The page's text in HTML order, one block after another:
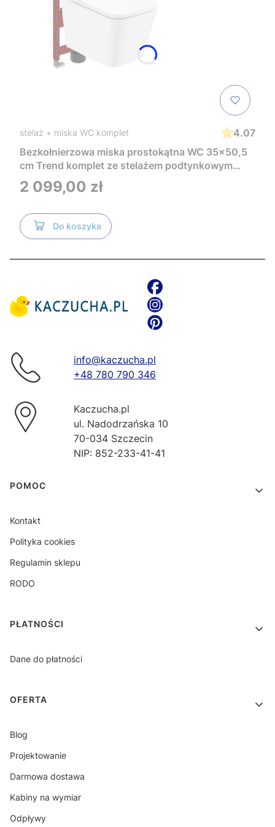
stelaż + miska WC komplet
4.07
Bezkołnierzowa miska prostokątna WC 35x50,5
cm Trend komplet ze stelażem podtynkowym
Tece i czarnym przyciskiem TeceNow
TR2216+Tece
Cena
2 099,00 zł
Do koszyka
info@kaczucha.pl
+48 780 790 346
Kaczucha.pl
ul. Nadodrzańska 10
70-034 Szczecin
NIP: 852-233-41-41
Linki w stopce
POMOC
Kontakt
Polityka cookies
Regulamin sklepu
RODO
PŁATNOŚCI
Dane do płatności
OFERTA
Blog
Projektowanie
Darmowa dostawa
Kabiny na wymiar
Odpływy